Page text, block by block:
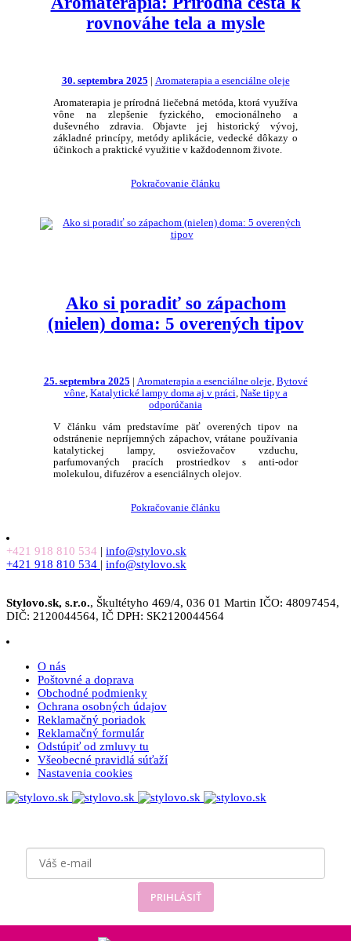
rovnováhe tela a mysle
30. septembra 2025
Aromaterapia a esenciálne oleje
Aromaterapia je prírodná liečebná metóda, ktorá využíva
vône na zlepšenie fyzického, emocionálneho a
duševného zdravia. Objavte jej historický vývoj,
základné princípy, metódy aplikácie, vedecké dôkazy o
účinkoch a praktické využitie v každodennom živote.
Pokračovanie článku
Ako si poradiť so zápachom
(nielen) doma: 5 overených tipov
25. septembra 2025 Aromaterapia a esenciálne oleje, Bytové
vône, Katalytické lampy doma aj v práci, Naše tipy a
odporúčania
V článku vám predstavíme päť overených tipov na
odstránenie nepríjemných zápachov, vrátane používania
katalytickej lampy, osviežovačov vzduchu,
parfumovaných pracích prostriedkov s anti-odor
molekulou, difuzérov a esenciálnych olejov.
Pokračovanie článku
+421 918 810 534 | info@stylovo.sk
+421 918 810 534 | info@stylovo.sk
Stylovo.sk, s.r.o., Škultétyho 469/4, 036 01 Martin IČO: 48097454,
DIČ: 2120044564, IČ DPH: SK2120044564
O nás
Poštovné a doprava
Obchodné podmienky
Ochrana osobných údajov
Reklamačný poriadok
Reklamačný formulár
Odstúpiť od zmluvy tu
Všeobecné pravidlá súťaží
Nastavenia cookies
PRIHLÁSIŤ